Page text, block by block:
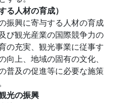
る人材の育成）
振興に寄与する人材の育成
び観光産業の国際競争力の
の充実、観光事業に従事す
向上、地域の固有の文化、
普及の促進等に必要な施策
光の振興